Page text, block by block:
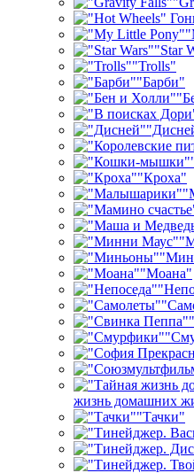
"Star
"Trolls"
"Барби"
"Кроха"
"Моана"
жизнь домашних
"Тачки"